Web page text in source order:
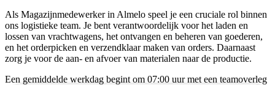
Als Magazijnmedewerker in Almelo speel je een cruciale rol binnen
ons logistieke team. Je bent verantwoordelijk voor het laden en
lossen van vrachtwagens, het ontvangen en beheren van goederen,
en het orderpicken en verzendklaar maken van orders. Daarnaast
zorg je voor de aan- en afvoer van materialen naar de productie.
Een gemiddelde werkdag begint om 07:00 uur met een teamoverleg